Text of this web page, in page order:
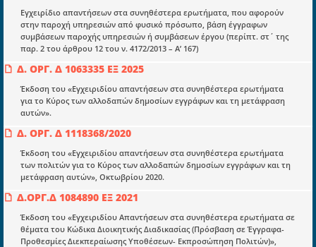
Εγχειρίδιο απαντήσεων στα συνηθέστερα ερωτήματα, που αφορούν
στην παροχή υπηρεσιών από φυσικό πρόσωπο, βάση έγγραφων
συμβάσεων παροχής υπηρεσιών ή συμβάσεων έργου (περίπτ. στ΄ της
παρ. 2 του άρθρου 12 του ν. 4172/2013 – Α’ 167)
Δ. ΟΡΓ. Δ 1063335 ΕΞ 2025
Έκδοση του «Εγχειριδίου απαντήσεων στα συνηθέστερα ερωτήματα
για το Κύρος των αλλοδαπών δημοσίων εγγράφων και τη μετάφραση
αυτών».
Δ. ΟΡΓ. Δ 1118368/2020
Έκδοση του «Εγχειριδίου απαντήσεων στα συνηθέστερα ερωτήματα
των πολιτών για το Κύρος των αλλοδαπών δημοσίων εγγράφων και τη
μετάφραση αυτών», Οκτωβρίου 2020.
Δ.ΟΡΓ.Δ 1084890 ΕΞ 2021
Έκδοση του «Εγχειριδίου Απαντήσεων στα συνηθέστερα ερωτήματα σε
θέματα του Κώδικα Διοικητικής Διαδικασίας (Πρόσβαση σε Έγγραφα-
Προθεσμίες Διεκπεραίωσης Υποθέσεων- Εκπροσώπηση Πολιτών)»,
Ενότητες
Οδηγοί εκκαθάρισης
Νόμοι και προεδρικά διατάγματα
Υπουργικές αποφάσεις
Νομολογία και Γνωμοδοτήσεις ΝΣΚ
Πληροφορίες
Είσοδος